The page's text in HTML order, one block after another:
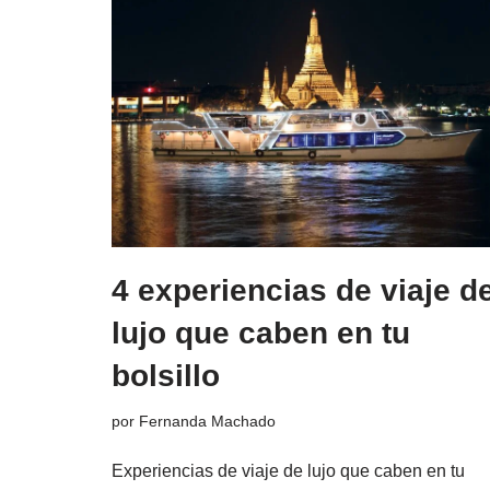
4 experiencias de viaje
lujo que caben en tu
bolsillo
por Fernanda Machado
Experiencias de viaje de lujo que caben en tu